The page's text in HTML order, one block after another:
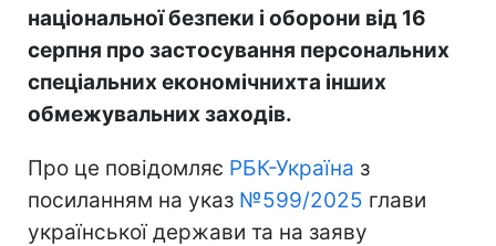
національної безпеки і оборони від 16
серпня про застосування персональних
спеціальних економічнихта інших
обмежувальних заходів.
Про це повідомляє РБК-Україна з
посиланням на указ №599/2025 глави
української держави та на заяву